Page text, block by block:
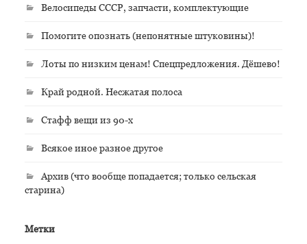
Велосипеды СССР, запчасти, комплектующие
Помогите опознать (непонятные штуковины)!
Лоты по низким ценам! Спецпредложения. Дёшево!
Край родной. Несжатая полоса
Стафф вещи из 90-х
Всякое иное разное другое
Архив (что вообще попадается; только сельская
старина)
Метки